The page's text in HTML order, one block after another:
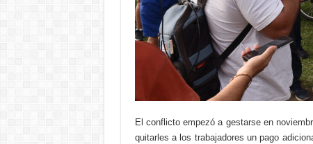
El conflicto empezó a gestarse en
quitarles a los trabajadores un pago